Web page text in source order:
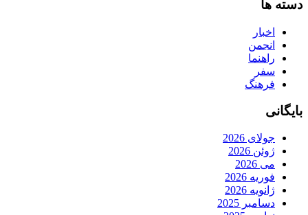
دسته ها
اخبار
انجمن
راهنما
سفر
فرهنگ
بایگانی
جولای 2026
ژوئن 2026
می 2026
فوریه 2026
ژانویه 2026
دسامبر 2025